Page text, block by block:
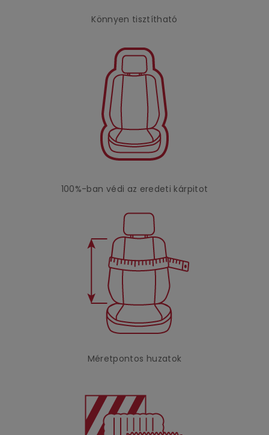
Könnyen tisztítható
100%-ban védi az eredeti kárpitot
Méretpontos huzatok